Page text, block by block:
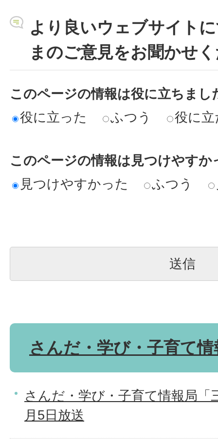
より良いウェブサイト
まのご意見をお聞かせ
このページの情報は役に立ちまし
役に立った
ふつう 役に
このページの情報は見つけやすか
見つけやすかった
ふつう
さんだ・学び・子育て情
さんだ・学び・子育て情報局「
月5日放送